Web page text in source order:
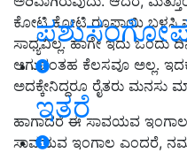
ಇತರೆ
ಕೋಟಿ ಕೋಟಿ ರೂಪಾಯಿ ಬಳಸಿ
ಸಾಧ್ಯವಿಲ್ಲ. ಹಾಗೇ ಇದು ಒಂದು
ಆಗುವಂತಹ ಕೆಲಸವೂ ಅಲ್ಲ. ಇದಕ್ಕೆ
ಅದಕ್ಕೇನಿದ್ದರೂ ರೈತರು ಮನಸು
ಹಾಗಾದರೆ ಈ ಸಾವಯವ ಇಂಗಾಲ
ಸಾವಯವ ಇಂಗಾಲ ಎಂದರೆ, ನಮ್ಮ